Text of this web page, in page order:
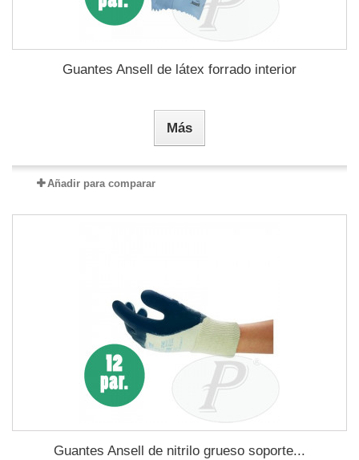
Guantes Ansell de látex forrado interior
Más
Añadir para comparar
Guantes Ansell de nitrilo grueso soporte...